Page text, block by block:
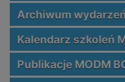
Archiwum
Kalendarz szkoleń
Publikacje MODM